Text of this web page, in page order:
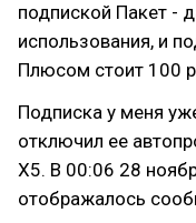
подпиской Пакет -
использования, и
Плюсом стоит 100
Подписка у меня
отключил ее
X5. В 00:06 28
отображалось